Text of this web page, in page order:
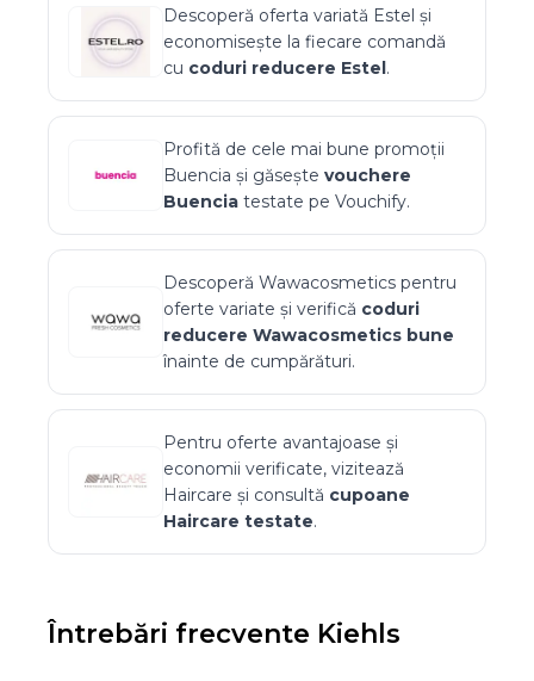
Descoperă oferta variată Estel și
economisește la fiecare comandă
cu coduri reducere Estel.
Profită de cele mai bune promoții
Buencia și găsește vouchere
Buencia testate pe Vouchify.
Descoperă Wawacosmetics pentru
oferte variate și verifică coduri
reducere Wawacosmetics bune
înainte de cumpărături.
Pentru oferte avantajoase și
economii verificate, vizitează
Haircare și consultă cupoane
Haircare testate.
Întrebări frecvente Kiehls